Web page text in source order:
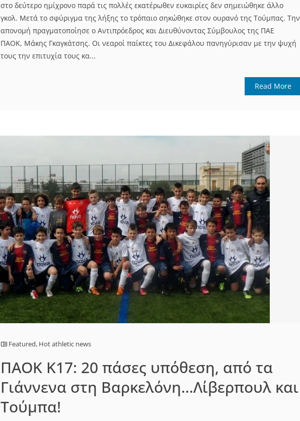
στο δεύτερο ημίχρονο παρά τις πολλές εκατέρωθεν ευκαιρίες δεν σημειώθηκε άλλο
γκολ. Μετά το σφύριγμα της λήξης το τρόπαιο σηκώθηκε στον ουρανό της Τούμπας. Την
απονομή πραγματοποίησε ο Αντιπρόεδρος και Διευθύνοντας Σύμβουλος της ΠΑΕ
ΠΑΟΚ, Μάκης Γκαγκάτσης. Οι νεαροί παίκτες του Δικεφάλου πανηγύρισαν με την ψυχή
τους την επιτυχία τους κα...
Read More
Featured, Hot athletic news
ΠΑΟΚ Κ17: 20 πάσες υπόθεση, από τα
Γιάννενα στη Βαρκελόνη…Λίβερπουλ και
Τούμπα!